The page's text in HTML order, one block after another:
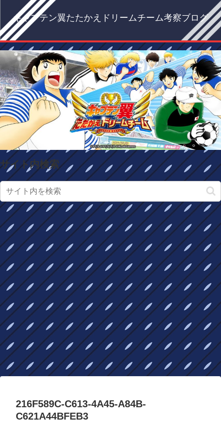
キャプテン翼たたかえドリームチーム考察ブログ
サイト内検索
216F589C-C613-4A45-A84B-
C621A44BFEB3